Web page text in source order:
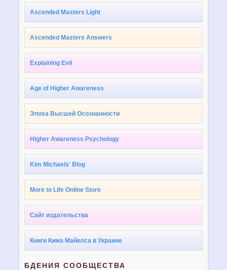
Ascended Masters Light
Ascended Masters Answers
Explaining Evil
Age of Higher Awareness
Эпоха Высшей Осознанности
Higher Awareness Psychology
Kim Michaels' Blog
More to Life Online Store
Сайт издательства
Книги Кима Майклса в Украине
БДЕНИЯ СООБЩЕСТВА